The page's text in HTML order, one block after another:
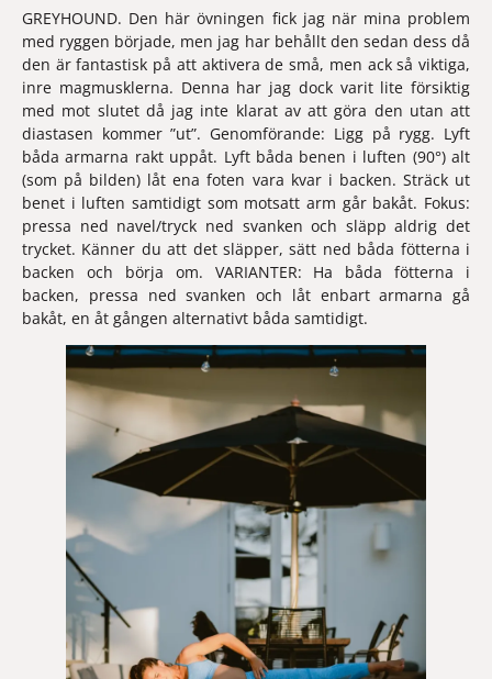
GREYHOUND. Den här övningen fick jag när mina problem
med ryggen började, men jag har behållt den sedan dess då
den är fantastisk på att aktivera de små, men ack så viktiga,
inre magmusklerna. Denna har jag dock varit lite försiktig
med mot slutet då jag inte klarat av att göra den utan att
diastasen kommer ”ut”. Genomförande: Ligg på rygg. Lyft
båda armarna rakt uppåt. Lyft båda benen i luften (90°) alt
(som på bilden) låt ena foten vara kvar i backen. Sträck ut
benet i luften samtidigt som motsatt arm går bakåt. Fokus:
pressa ned navel/tryck ned svanken och släpp aldrig det
trycket. Känner du att det släpper, sätt ned båda fötterna i
backen och börja om. VARIANTER: Ha båda fötterna i
backen, pressa ned svanken och låt enbart armarna gå
bakåt, en åt gången alternativt båda samtidigt.